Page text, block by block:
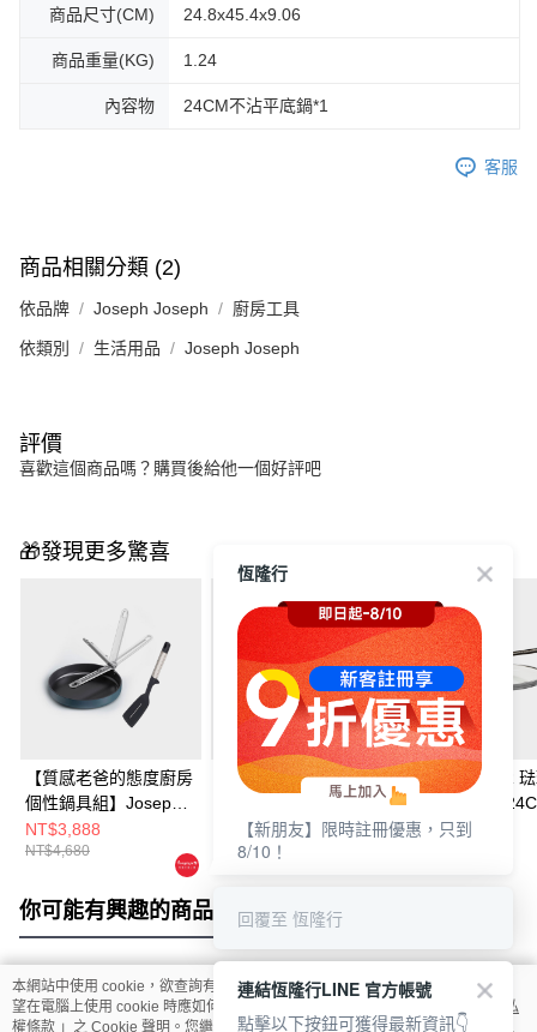
商品尺寸(CM) 24.8x45.4x9.06
商品重量(KG) 1.24
內容物 24CM不沾平底鍋*1
客服
商品相關分類 (2)
依品牌 Joseph Joseph 廚房工具
依類別 生活用品 Joseph Joseph
評價
喜歡這個商品嗎？購買後給他一個好評吧
🎁發現更多驚喜
【質感老爸的態度廚房
個性鍋具組】Joseph
Joseph Space系列 空
間巧手陶瓷不沾平底鍋
24CM+ELEVATE系列
不沾桌矽膠鍋鏟
NT$3,888
NT$4,680
Joseph Joseph Space
系列 空間巧手陶瓷不
沾湯鍋19CM(附玻璃鍋
蓋)
NT$4,290
NT$4,760
VERMICULAR
鐵平底鍋鍋蓋
NT$2,000
你可能有興趣的商品 全站排行
熱門標籤
本網站中使用 cookie，欲查詢有關本網站使用 cookie 方式之詳情，及若您不希
望在電腦上使用 cookie 時應如何變更電腦的 cookie 設定，請參閱本網站「
隱私
權條款 」之 Cookie 聲明。您繼續使用本網站即表示您同意本公司得按本網站使
恆隆行
【新朋友】限時註冊優惠，只到
8/10！
回覆至 恆隆行
連結恆隆行LINE 官方帳號
點擊以下按鈕可獲得最新資訊👇